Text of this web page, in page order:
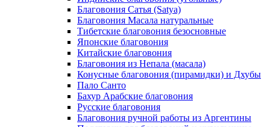
Благовония Сатья (Satya)
Благовония Масала натуральные
Тибетские благовония безосновные
Японские благовония
Китайские благовония
Благовония из Непала (масала)
Конусные благовония (пирамидки) и Дхубы
Пало Санто
Бахур Арабские благовония
Русские благовония
Благовония ручной работы из Аргентины